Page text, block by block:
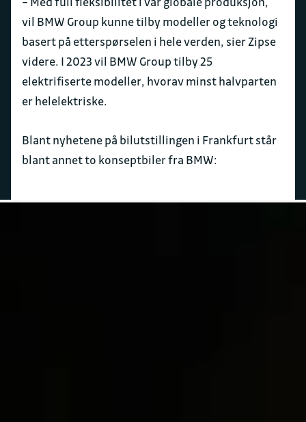
vil BMW Group kunne tilby modeller og teknologi
basert på etterspørselen i hele verden, sier Zipse
videre. I 2023 vil BMW Group tilby 25
elektrifiserte modeller, hvorav minst halvparten
er helelektriske.
Blant nyhetene på bilutstillingen i Frankfurt står
blant annet to konseptbiler fra BMW: